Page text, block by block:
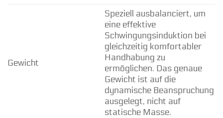
Gewicht
Speziell ausbalanciert, um
eine effektive
Schwingungsinduktion bei
gleichzeitig komfortabler
Handhabung zu
ermöglichen. Das genaue
Gewicht ist auf die
dynamische Beanspruchung
ausgelegt, nicht auf
statische Masse.